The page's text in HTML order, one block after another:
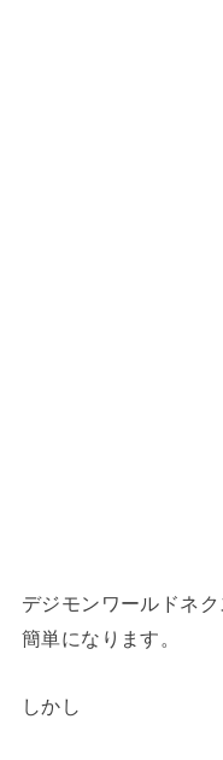
デジモンワールドネ
簡単になります。
しかし